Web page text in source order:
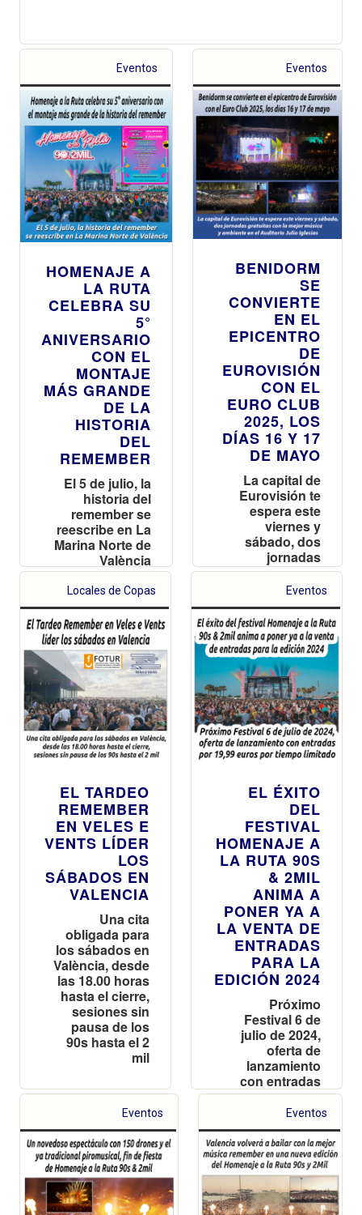
Eventos
HOMENAJE A
LA RUTA
CELEBRA SU
5°
ANIVERSARIO
CON EL
MONTAJE
MÁS GRANDE
DE LA
HISTORIA
DEL
REMEMBER
El 5 de julio, la
historia del
remember se
reescribe en La
Marina Norte de
València
Eventos
BENIDORM
SE
CONVIERTE
EN EL
EPICENTRO
DE
EUROVISIÓN
CON EL
EURO CLUB
2025, LOS
DÍAS 16 Y 17
DE MAYO
La capital de
Eurovisión te
espera este
viernes y
sábado, dos
jornadas
gratuitas con la
mejor música y
ambiente en el
Auditorio Julio
Iglesias
Locales de Copas
EL TARDEO
REMEMBER
EN VELES E
VENTS LÍDER
LOS
SÁBADOS EN
VALENCIA
Una cita
obligada para
los sábados en
València, desde
las 18.00 horas
hasta el cierre,
sesiones sin
pausa de los
90s hasta el 2
mil
Eventos
EL ÉXITO
DEL
FESTIVAL
HOMENAJE A
LA RUTA 90S
& 2MIL
ANIMA A
PONER YA A
LA VENTA DE
ENTRADAS
PARA LA
EDICIÓN 2024
Próximo
Festival 6 de
julio de 2024,
oferta de
lanzamiento
con entradas
por 19,99 euros
por tiempo
limitado
Eventos Eventos